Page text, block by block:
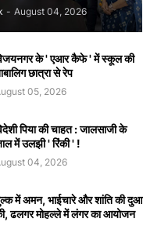
- August 04, 2026
के ' एआर कैफे ' में स्कूल की
छात्रा से रेप
05, 2026
पिया की चाहत : जालसाजी के
में उलझी ' रिंकी ' !
04, 2026
में अमन, भाईचारे और शांति की दुआ
ढलगर मोहल्ले में लंगर का आयोजन